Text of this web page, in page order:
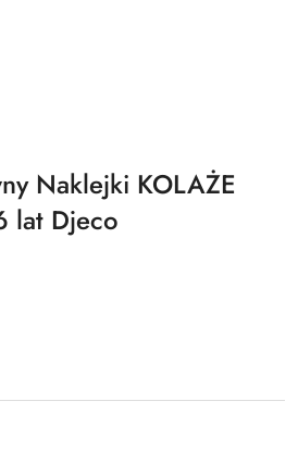
Naklejki KOLAŻE
lat Djeco